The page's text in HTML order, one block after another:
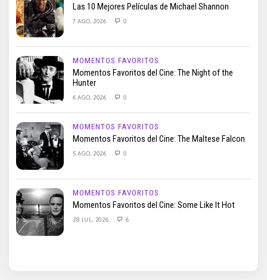
Las 10 Mejores Películas de Michael Shannon
7 AGO, 2026 0
MOMENTOS FAVORITOS
Momentos Favoritos del Cine: The Night of the
Hunter
6 AGO, 2026 0
MOMENTOS FAVORITOS
Momentos Favoritos del Cine: The Maltese Falcon
5 AGO, 2026 0
MOMENTOS FAVORITOS
Momentos Favoritos del Cine: Some Like It Hot
28 JUL, 2026 6